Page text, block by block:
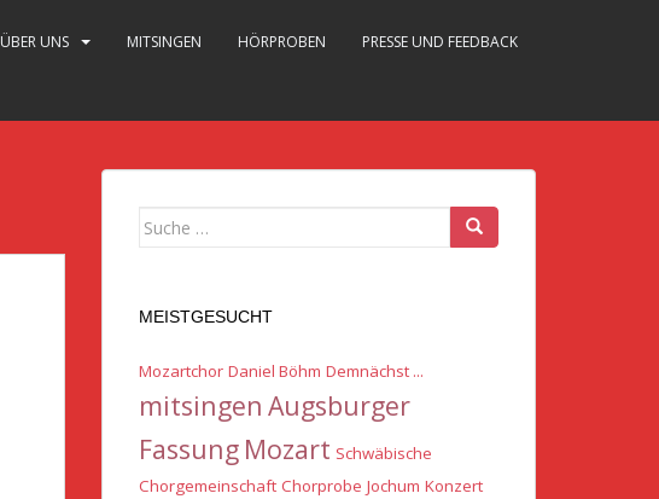
ÜBER UNS MITSINGEN HÖRPROBEN PRESSE UND FEEDBACK
Suche nach:
MEISTGESUCHT
Mozartchor Daniel Böhm Demnächst ...
mitsingen Augsburger
Fassung Mozart Schwäbische
Chorgemeinschaft Chorprobe Jochum Konzert